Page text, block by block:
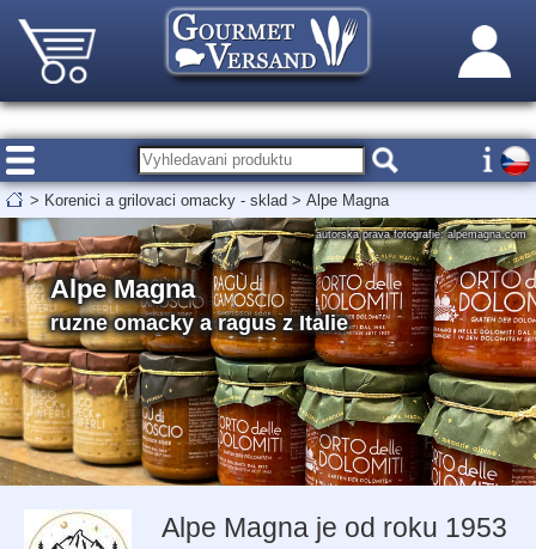
> Korenici a grilovaci omacky - sklad > Alpe Magna
Alpe Magna
ruzne omacky a ragus z Italie
autorska prava fotografie: alpemagna.com
Alpe Magna je od roku 1953